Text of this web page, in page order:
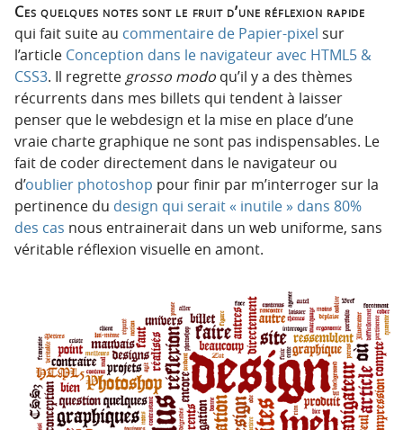
i
p
a
l
e
Ces quelques notes sont le fruit d’une réflexion rapide
qui fait suite au commentaire de Papier-pixel sur
l’article Conception dans le navigateur avec HTML5 &
CSS3. Il regrette grosso modo qu’il y a des thèmes
récurrents dans mes billets qui tendent à laisser
penser que le webdesign et la mise en place d’une
vraie charte graphique ne sont pas indispensables. Le
fait de coder directement dans le navigateur ou
d’oublier photoshop pour finir par m’interroger sur la
pertinence du design qui serait « inutile » dans 80%
des cas nous entrainerait dans un web uniforme, sans
véritable réflexion visuelle en amont.